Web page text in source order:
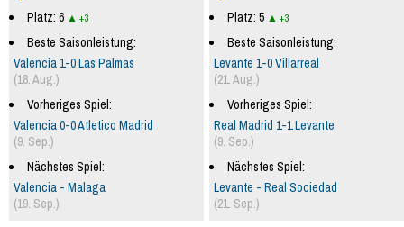
Platz: 5 +3
Beste Saisonleistung:
Levante 1-0 Villarreal
(21. Aug.)
Vorheriges Spiel:
Real Madrid 1-1 Levante
(9. Sep.)
Nächstes Spiel:
Levante - Real Sociedad
(21. Sep.)
Platz: 6 +3
Beste Saisonleistung:
Valencia 1-0 Las Palmas
(18. Aug.)
Vorheriges Spiel:
Valencia 0-0 Atletico Madrid
(9. Sep.)
Nächstes Spiel:
Valencia - Malaga
(19. Sep.)